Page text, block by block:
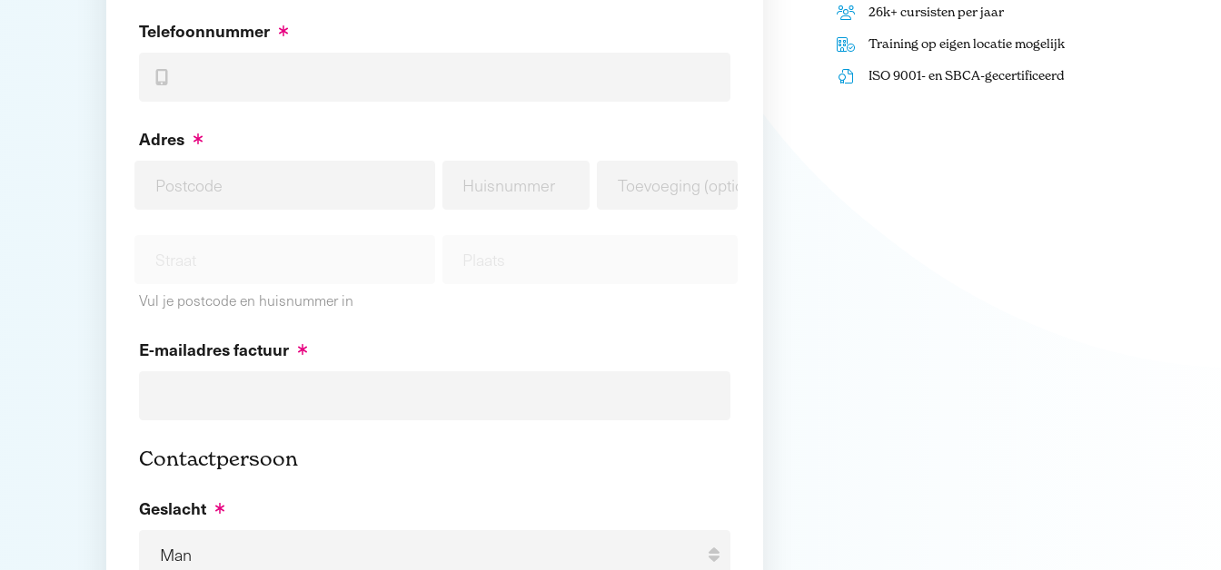
Telefoonnummer
Adres
Vul je postcode en huisnummer in
E-mailadres factuur
Contactpersoon
Geslacht
26k+ cursisten per jaar
Training op eigen locatie mogelijk
ISO 9001- en SBCA-gecertificeerd